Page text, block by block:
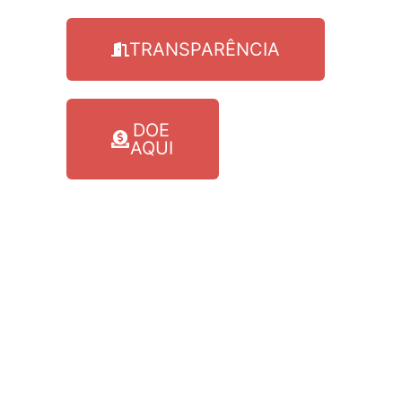
TRANSPARÊNCIA
DOE
AQUI